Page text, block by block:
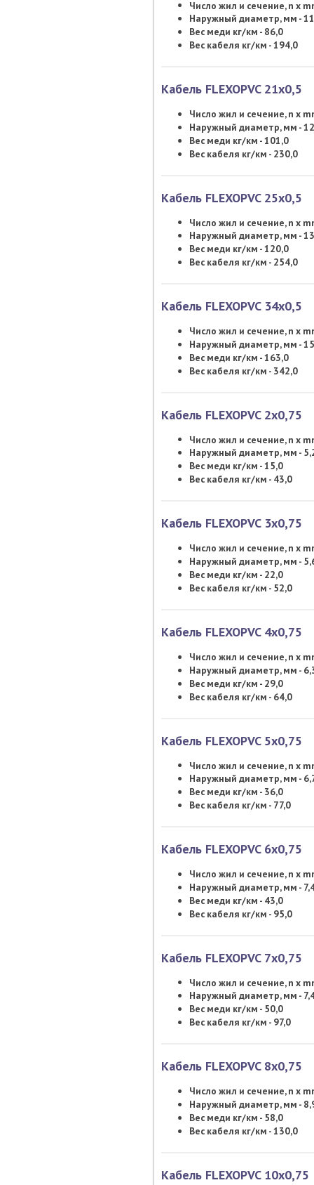
Число жил и сечение, n x
Наружный диаметр, мм -
Вес меди кг/км - 86,0
Вес кабеля кг/км - 194,0
Кабель FLEXOPVC 21х0,5
Число жил и сечение, n x
Наружный диаметр, мм -
Вес меди кг/км - 101,0
Вес кабеля кг/км - 230,0
Кабель FLEXOPVC 25х0,5
Число жил и сечение, n x
Наружный диаметр, мм -
Вес меди кг/км - 120,0
Вес кабеля кг/км - 254,0
Кабель FLEXOPVC 34х0,5
Число жил и сечение, n x
Наружный диаметр, мм -
Вес меди кг/км - 163,0
Вес кабеля кг/км - 342,0
Кабель FLEXOPVC 2х0,75
Число жил и сечение, n x
Наружный диаметр, мм -
Вес меди кг/км - 15,0
Вес кабеля кг/км - 43,0
Кабель FLEXOPVC 3х0,75
Число жил и сечение, n x
Наружный диаметр, мм -
Вес меди кг/км - 22,0
Вес кабеля кг/км - 52,0
Кабель FLEXOPVC 4х0,75
Число жил и сечение, n x
Наружный диаметр, мм -
Вес меди кг/км - 29,0
Вес кабеля кг/км - 64,0
Кабель FLEXOPVC 5х0,75
Число жил и сечение, n x
Наружный диаметр, мм -
Вес меди кг/км - 36,0
Вес кабеля кг/км - 77,0
Кабель FLEXOPVC 6х0,75
Число жил и сечение, n x
Наружный диаметр, мм -
Вес меди кг/км - 43,0
Вес кабеля кг/км - 95,0
Кабель FLEXOPVC 7х0,75
Число жил и сечение, n x
Наружный диаметр, мм -
Вес меди кг/км - 50,0
Вес кабеля кг/км - 97,0
Кабель FLEXOPVC 8х0,75
Число жил и сечение, n x
Наружный диаметр, мм -
Вес меди кг/км - 58,0
Вес кабеля кг/км - 130,0
Кабель FLEXOPVC 10х0,75